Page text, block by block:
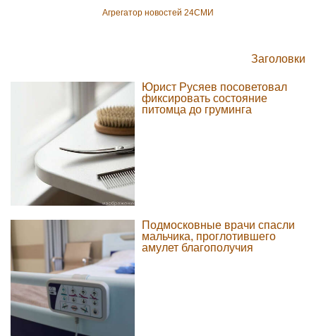
Агрегатор новостей 24СМИ
Заголовки
Юрист Русяев посоветовал
фиксировать состояние
питомца до груминга
Подмосковные врачи спасли
мальчика, проглотившего
амулет благополучия